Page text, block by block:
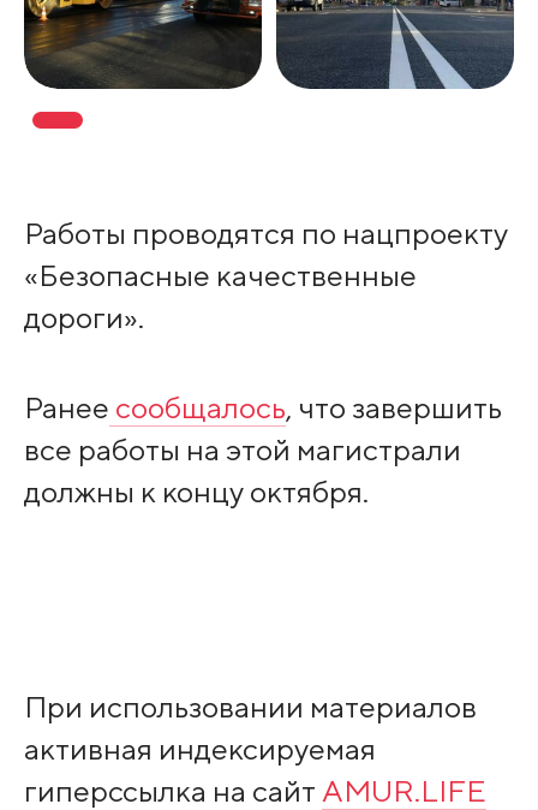
Работы проводятся по нацпроекту
«Безопасные качественные
дороги».
Ранее сообщалось, что завершить
все работы на этой магистрали
должны к концу октября.
При использовании материалов
активная индексируемая
гиперссылка на сайт AMUR.LIFE